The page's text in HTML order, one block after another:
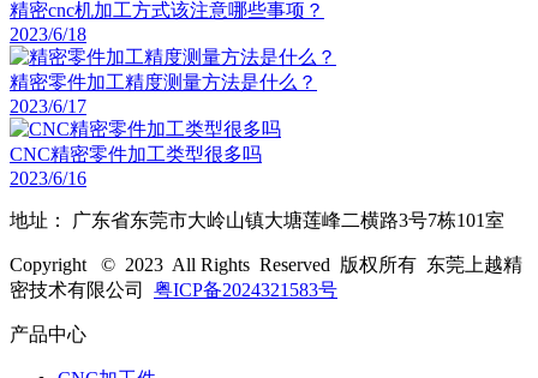
精密cnc机加工方式该注意哪些事项？
2023/6/18
精密零件加工精度测量方法是什么？
2023/6/17
CNC精密零件加工类型很多吗
2023/6/16
地址： 广东省东莞市大岭山镇大塘莲峰二横路3号7栋101室
Copyright © 2023 All Rights Reserved 版权所有 东莞上越精
密技术有限公司 粤ICP备2024321583号
产品中心